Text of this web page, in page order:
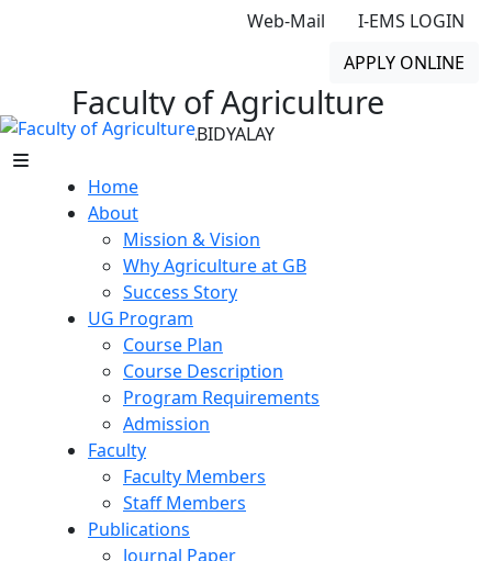
Web-Mail
I-EMS LOGIN
APPLY ONLINE
Faculty of Agriculture
GONO BISHWABIDYALAY
Home
About
Mission & Vision
Why Agriculture at GB
Success Story
UG Program
Course Plan
Course Description
Program Requirements
Admission
Faculty
Faculty Members
Staff Members
Publications
Journal Paper